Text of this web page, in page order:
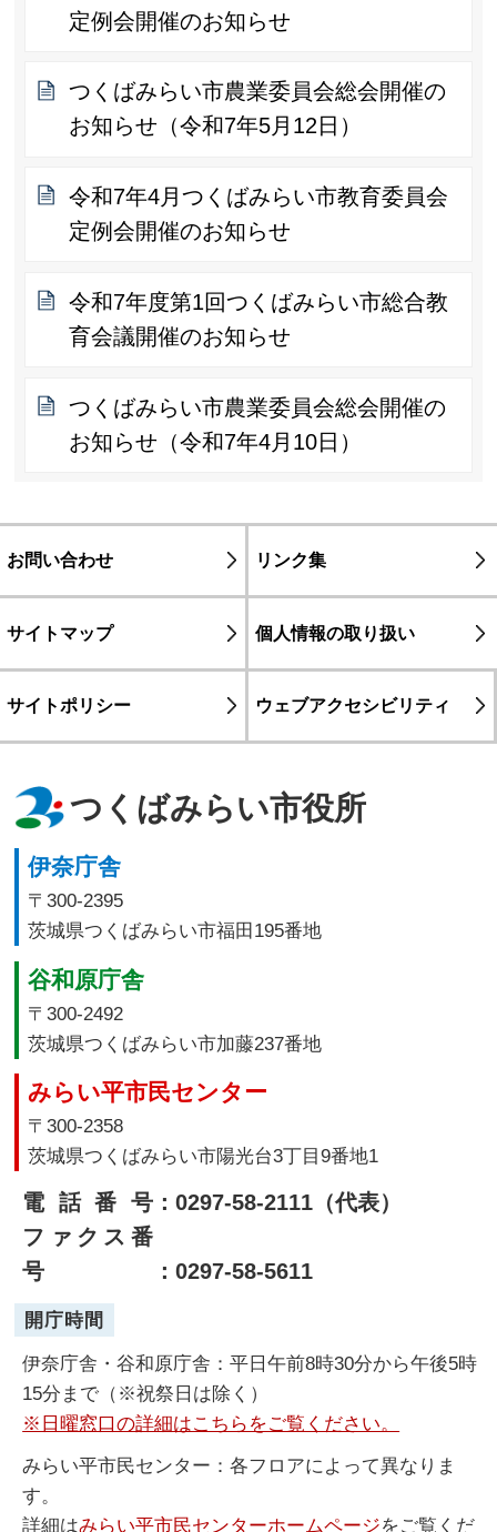
定例会開催のお知らせ
つくばみらい市農業委員会総会開催の
お知らせ（令和7年5月12日）
令和7年4月つくばみらい市教育委員会
定例会開催のお知らせ
令和7年度第1回つくばみらい市総合教
育会議開催のお知らせ
つくばみらい市農業委員会総会開催の
お知らせ（令和7年4月10日）
お問い合わせ リンク集
サイトマップ 個人情報の取り扱い
サイトポリシー ウェブアクセシビリティ
つくばみらい市役所
伊奈庁舎
〒300-2395
茨城県つくばみらい市福田195番地
谷和原庁舎
〒300-2492
茨城県つくばみらい市加藤237番地
みらい平市民センター
〒300-2358
茨城県つくばみらい市陽光台3丁目9番地1
電話番号：0297-58-2111（代表）
ファクス番
号
：0297-58-5611
開庁時間
伊奈庁舎・谷和原庁舎：平日午前8時30分から午後5時
15分まで（※祝祭日は除く）
※日曜窓口の詳細はこちらをご覧ください。
みらい平市民センター：各フロアによって異なりま
す。
詳細はみらい平市民センターホームページをご覧くだ